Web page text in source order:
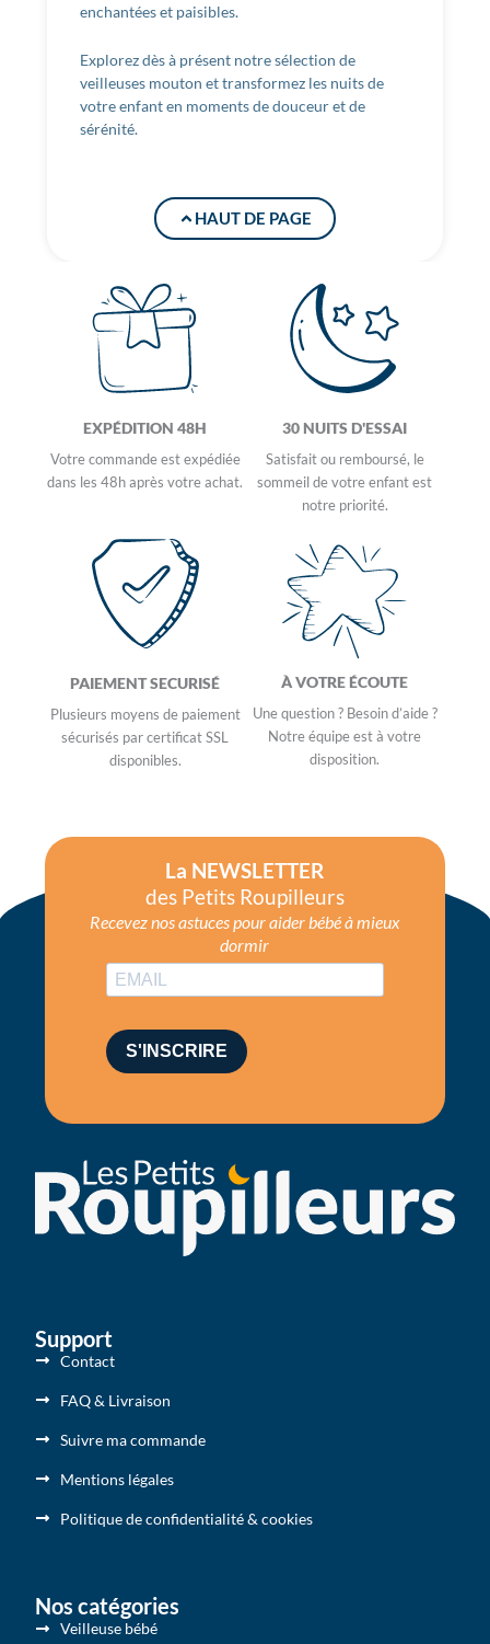
enchantées et paisibles.
Explorez dès à présent notre sélection de
veilleuses mouton et transformez les nuits de
votre enfant en moments de douceur et de
sérénité.
HAUT DE PAGE
EXPÉ​DITION 48H
Votre commande est expédiée
dans les 48h après votre achat.
30 NUITS D'ESSAI
Satisfait ou remboursé, le
sommeil de votre enfant est
notre priorité.
PAIEMENT SECURISÉ
Plusieurs moyens de paiement
sécurisés par certificat SSL
disponibles.
À VOTRE ÉCOUTE
Une question ? Besoin d’aide ?
Notre équipe est à votre
disposition.
La NEWSLETTER
des Petits Roupilleurs
Recevez nos astuces pour aider bébé à mieux
dormir
S'INSCRIRE
Support
Contact
FAQ & Livraison
Suivre ma commande
Mentions légales
Politique de confidentialité & cookies
Nos catégories
Veilleuse bébé